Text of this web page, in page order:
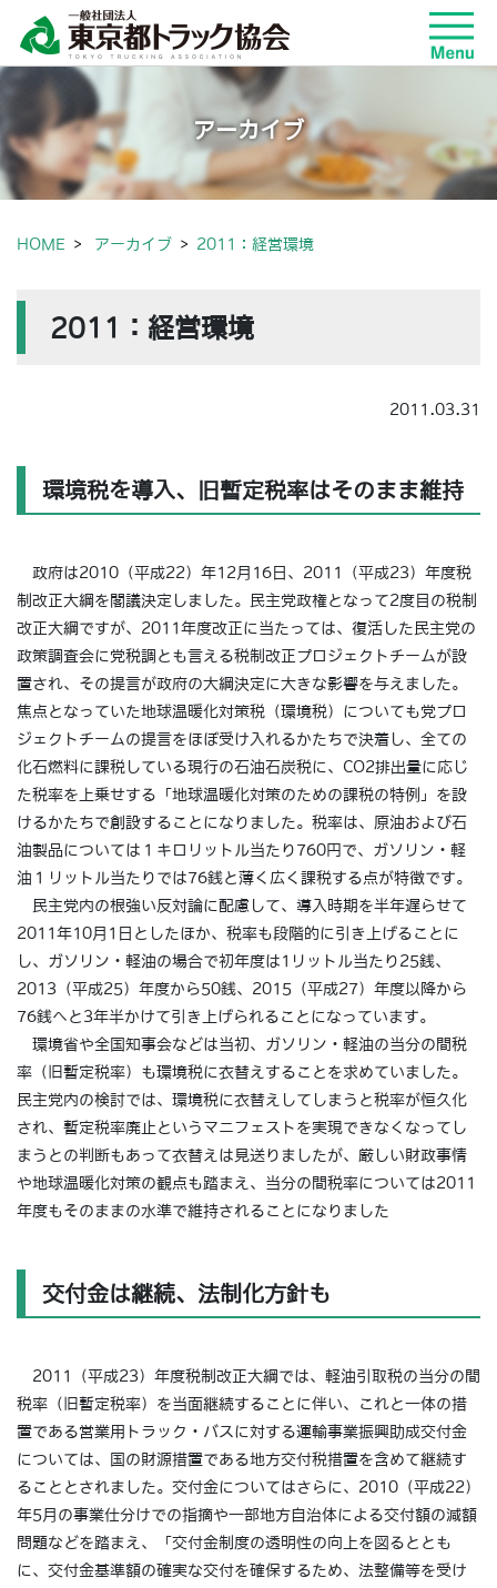
アーカイブ
HOME アーカイブ 2011：経営環境
2011：経営環境
2011.03.31
環境税を導入、旧暫定税率はそのまま維持
政府は2010（平成22）年12月16日、2011（平成23）年度税
制改正大綱を閣議決定しました。民主党政権となって2度目の税制
改正大綱ですが、2011年度改正に当たっては、復活した民主党の
政策調査会に党税調とも言える税制改正プロジェクトチームが設
置され、その提言が政府の大綱決定に大きな影響を与えました。
焦点となっていた地球温暖化対策税（環境税）についても党プロ
ジェクトチームの提言をほぼ受け入れるかたちで決着し、全ての
化石燃料に課税している現行の石油石炭税に、CO2排出量に応じ
た税率を上乗せする「地球温暖化対策のための課税の特例」を設
けるかたちで創設することになりました。税率は、原油および石
油製品については１キロリットル当たり760円で、ガソリン・軽
油１リットル当たりでは76銭と薄く広く課税する点が特徴です。
民主党内の根強い反対論に配慮して、導入時期を半年遅らせて
2011年10月1日としたほか、税率も段階的に引き上げることに
し、ガソリン・軽油の場合で初年度は1リットル当たり25銭、
2013（平成25）年度から50銭、2015（平成27）年度以降から
76銭へと3年半かけて引き上げられることになっています。
環境省や全国知事会などは当初、ガソリン・軽油の当分の間税
率（旧暫定税率）も環境税に衣替えすることを求めていました。
民主党内の検討では、環境税に衣替えしてしまうと税率が恒久化
され、暫定税率廃止というマニフェストを実現できなくなってし
まうとの判断もあって衣替えは見送りましたが、厳しい財政事情
や地球温暖化対策の観点も踏まえ、当分の間税率については2011
年度もそのままの水準で維持されることになりました
交付金は継続、法制化方針も
2011（平成23）年度税制改正大綱では、軽油引取税の当分の間
税率（旧暫定税率）を当面継続することに伴い、これと一体の措
置である営業用トラック・バスに対する運輸事業振興助成交付金
については、国の財源措置である地方交付税措置を含めて継続す
ることとされました。交付金についてはさらに、2010（平成22）
年5月の事業仕分けでの指摘や一部地方自治体による交付額の減額
問題などを踏まえ、「交付金制度の透明性の向上を図るととも
に、交付金基準額の確実な交付を確保するため、法整備等を受け